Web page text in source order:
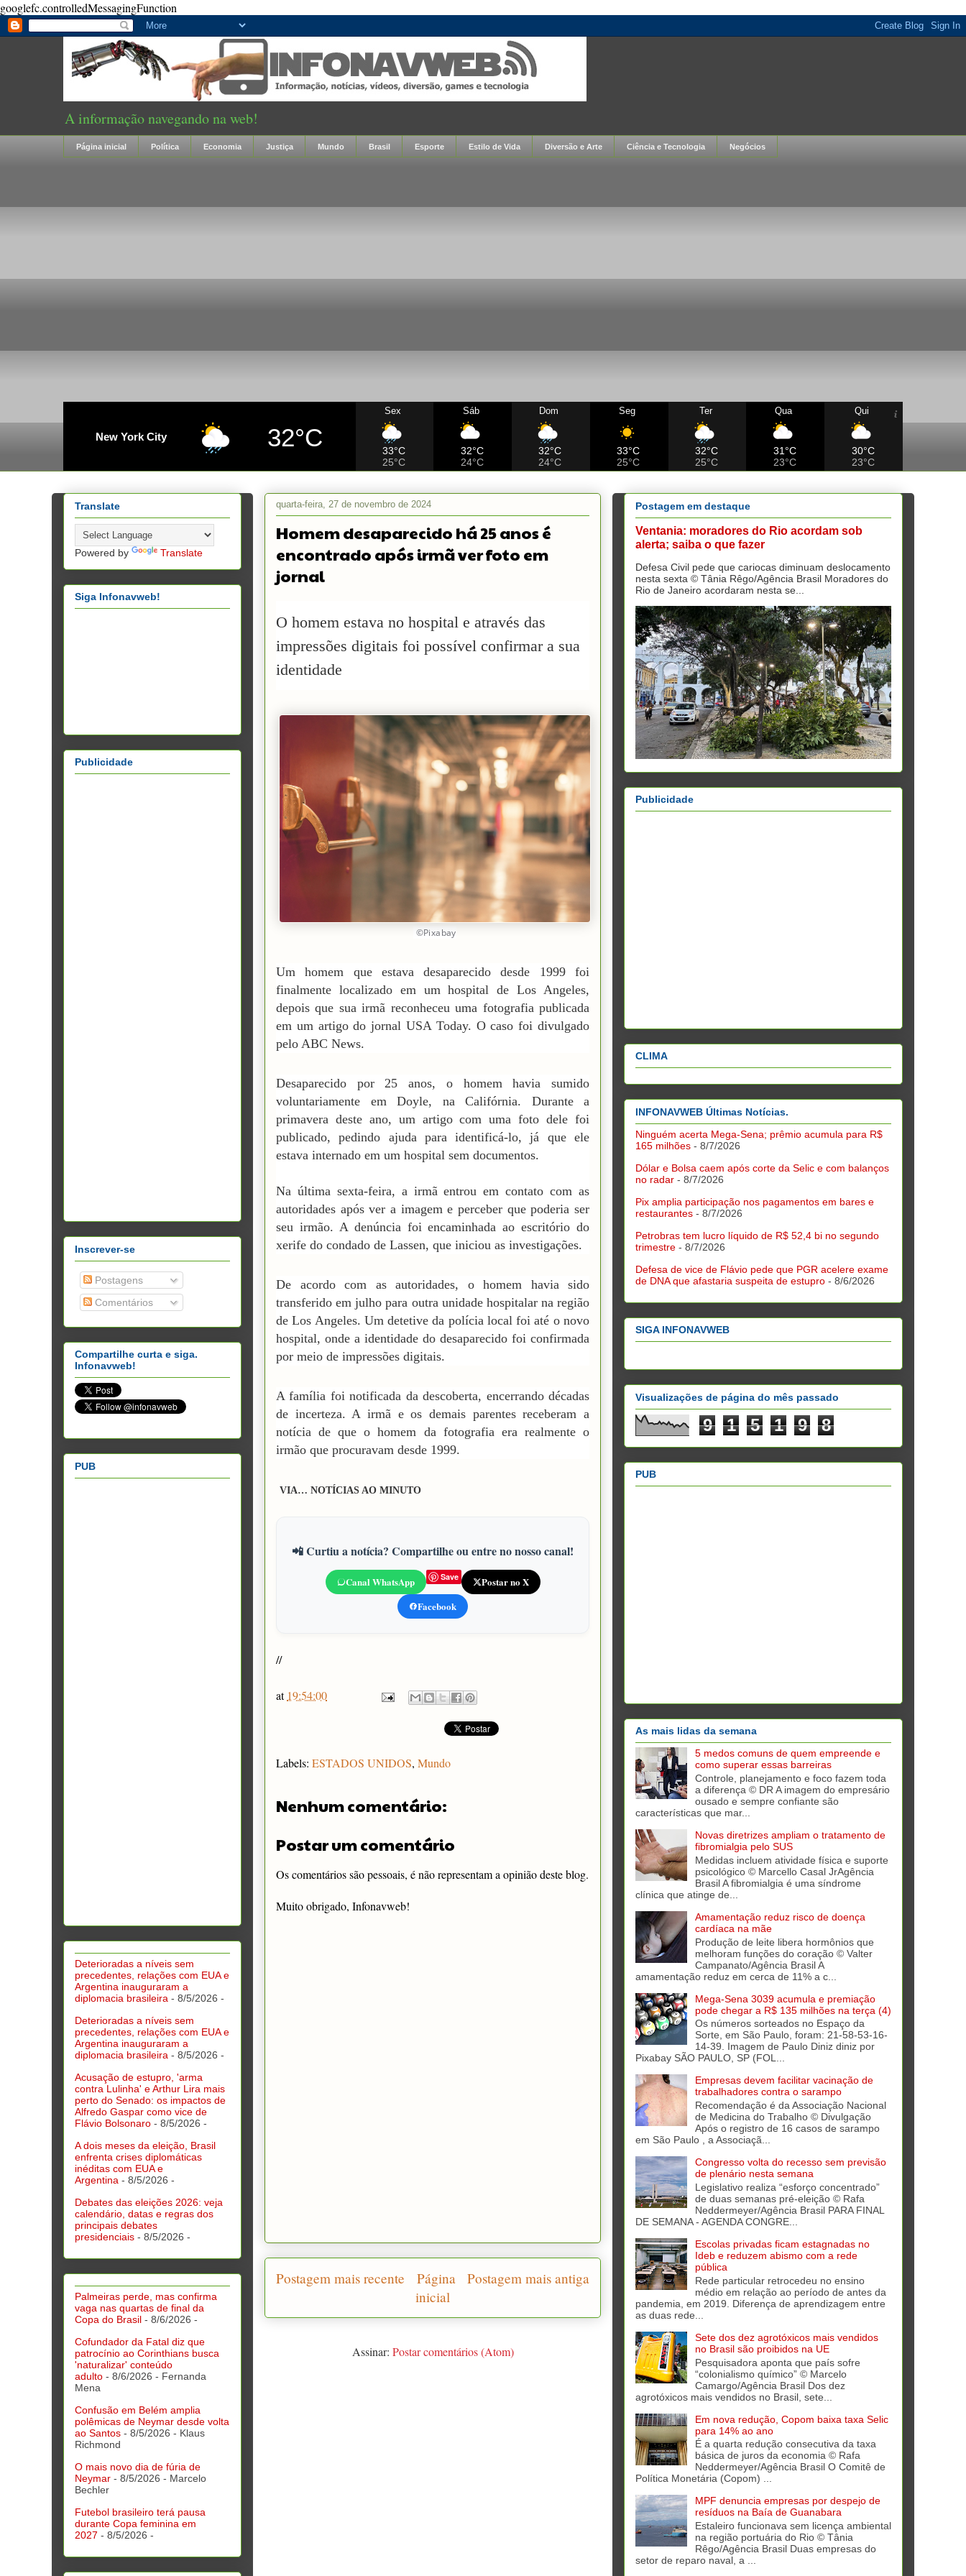
googlefc.controlledMessagingFunction
A informação navegando na web!
Página inicial Política Economia Justiça Mundo Brasil Esporte Estilo de Vida Diversão e Arte Ciência e Tecnologia Negócios
New York City 32°C
Sex
33°C
25°C
Sáb
32°C
24°C
Dom
32°C
24°C
Seg
33°C
25°C
Ter
32°C
25°C
Qua
31°C
23°C
Qui
30°C
23°C
quarta-feira, 27 de novembro de 2024
Homem desaparecido há 25 anos é
encontrado após irmã ver foto em
jornal
O homem estava no hospital e através das
impressões digitais foi possível confirmar a sua
identidade
©Pixabay
Um homem que estava desaparecido desde 1999 foi
finalmente localizado em um hospital de Los Angeles,
depois que sua irmã reconheceu uma fotografia publicada
em um artigo do jornal USA Today. O caso foi divulgado
pelo ABC News.
Desaparecido por 25 anos, o homem havia sumido
voluntariamente em Doyle, na Califórnia. Durante a
primavera deste ano, um artigo com uma foto dele foi
publicado, pedindo ajuda para identificá-lo, já que ele
estava internado em um hospital sem documentos.
Na última sexta-feira, a irmã entrou em contato com as
autoridades após ver a imagem e perceber que poderia ser
seu irmão. A denúncia foi encaminhada ao escritório do
xerife do condado de Lassen, que iniciou as investigações.
De acordo com as autoridades, o homem havia sido
transferido em julho para outra unidade hospitalar na região
de Los Angeles. Um detetive da polícia local foi até o novo
hospital, onde a identidade do desaparecido foi confirmada
por meio de impressões digitais.
A família foi notificada da descoberta, encerrando décadas
de incerteza. A irmã e os demais parentes receberam a
notícia de que o homem da fotografia era realmente o
irmão que procuravam desde 1999.
VIA… NOTÍCIAS AO MINUTO
📲 Curtiu a notícia? Compartilhe ou entre no nosso canal!
Canal WhatsApp Save
Postar no X
Facebook
//
at 19:54:00
Labels: ESTADOS UNIDOS, Mundo
Nenhum comentário:
Postar um comentário
Os comentários são pessoais, é não representam a opinião deste blog.
Muito obrigado, Infonavweb!
Postagem mais recente Postagem mais antiga
Página
inicial
Assinar: Postar comentários (Atom)
Translate
Powered by Translate
Siga Infonavweb!
Publicidade
Inscrever-se
Postagens
Comentários
Compartilhe curta e siga.
Infonavweb!
PUB
Deterioradas a níveis sem
precedentes, relações com EUA e
Argentina inauguraram a
diplomacia brasileira - 8/5/2026 -
Deterioradas a níveis sem
precedentes, relações com EUA e
Argentina inauguraram a
diplomacia brasileira - 8/5/2026 -
Acusação de estupro, 'arma
contra Lulinha' e Arthur Lira mais
perto do Senado: os impactos de
Alfredo Gaspar como vice de
Flávio Bolsonaro - 8/5/2026 -
A dois meses da eleição, Brasil
enfrenta crises diplomáticas
inéditas com EUA e
Argentina - 8/5/2026 -
Debates das eleições 2026: veja
calendário, datas e regras dos
principais debates
presidenciais - 8/5/2026 -
Palmeiras perde, mas confirma
vaga nas quartas de final da
Copa do Brasil - 8/6/2026 -
Cofundador da Fatal diz que
patrocínio ao Corinthians busca
'naturalizar' conteúdo
adulto - 8/6/2026 - Fernanda
Mena
Confusão em Belém amplia
polêmicas de Neymar desde volta
ao Santos - 8/5/2026 - Klaus
Richmond
O mais novo dia de fúria de
Neymar - 8/5/2026 - Marcelo
Bechler
Futebol brasileiro terá pausa
durante Copa feminina em
2027 - 8/5/2026 -
Postagem em destaque
Ventania: moradores do Rio acordam sob
alerta; saiba o que fazer
Defesa Civil pede que cariocas diminuam deslocamento
nesta sexta © Tânia Rêgo/Agência Brasil Moradores do
Rio de Janeiro acordaram nesta se...
Publicidade
CLIMA
INFONAVWEB Últimas Notícias.
Ninguém acerta Mega-Sena; prêmio acumula para R$
165 milhões - 8/7/2026
Dólar e Bolsa caem após corte da Selic e com balanços
no radar - 8/7/2026
Pix amplia participação nos pagamentos em bares e
restaurantes - 8/7/2026
Petrobras tem lucro líquido de R$ 52,4 bi no segundo
trimestre - 8/7/2026
Defesa de vice de Flávio pede que PGR acelere exame
de DNA que afastaria suspeita de estupro - 8/6/2026
SIGA INFONAVWEB
Visualizações de página do mês passado
9 1 5 1 9 8
PUB
As mais lidas da semana
5 medos comuns de quem empreende e
como superar essas barreiras
Controle, planejamento e foco fazem toda
a diferença © DR A imagem do empresário
ousado e sempre confiante são
características que mar...
Novas diretrizes ampliam o tratamento de
fibromialgia pelo SUS
Medidas incluem atividade física e suporte
psicológico © Marcello Casal JrAgência
Brasil A fibromialgia é uma síndrome
clínica que atinge de...
Amamentação reduz risco de doença
cardíaca na mãe
Produção de leite libera hormônios que
melhoram funções do coração © Valter
Campanato/Agência Brasil A
amamentação reduz em cerca de 11% a c...
Mega-Sena 3039 acumula e premiação
pode chegar a R$ 135 milhões na terça (4)
Os números sorteados no Espaço da
Sorte, em São Paulo, foram: 21-58-53-16-
14-39. Imagem de Paulo Diniz diniz por
Pixabay SÃO PAULO, SP (FOL...
Empresas devem facilitar vacinação de
trabalhadores contra o sarampo
Recomendação é da Associação Nacional
de Medicina do Trabalho © Divulgação
Após o registro de 16 casos de sarampo
em São Paulo , a Associaçã...
Congresso volta do recesso sem previsão
de plenário nesta semana
Legislativo realiza “esforço concentrado”
de duas semanas pré-eleição © Rafa
Neddermeyer/Agência Brasil PARA FINAL
DE SEMANA - AGENDA CONGRE...
Escolas privadas ficam estagnadas no
Ideb e reduzem abismo com a rede
pública
Rede particular retrocedeu no ensino
médio em relação ao período de antes da
pandemia, em 2019. Diferença de aprendizagem entre
as duas rede...
Sete dos dez agrotóxicos mais vendidos
no Brasil são proibidos na UE
Pesquisadora aponta que país sofre
“colonialismo químico” © Marcelo
Camargo/Agência Brasil Dos dez
agrotóxicos mais vendidos no Brasil, sete...
Em nova redução, Copom baixa taxa Selic
para 14% ao ano
É a quarta redução consecutiva da taxa
básica de juros da economia © Rafa
Neddermeyer/Agência Brasil O Comitê de
Política Monetária (Copom) ...
MPF denuncia empresas por despejo de
resíduos na Baía de Guanabara
Estaleiro funcionava sem licença ambiental
na região portuária do Rio © Tânia
Rêgo/Agência Brasil Duas empresas do
setor de reparo naval, a ...